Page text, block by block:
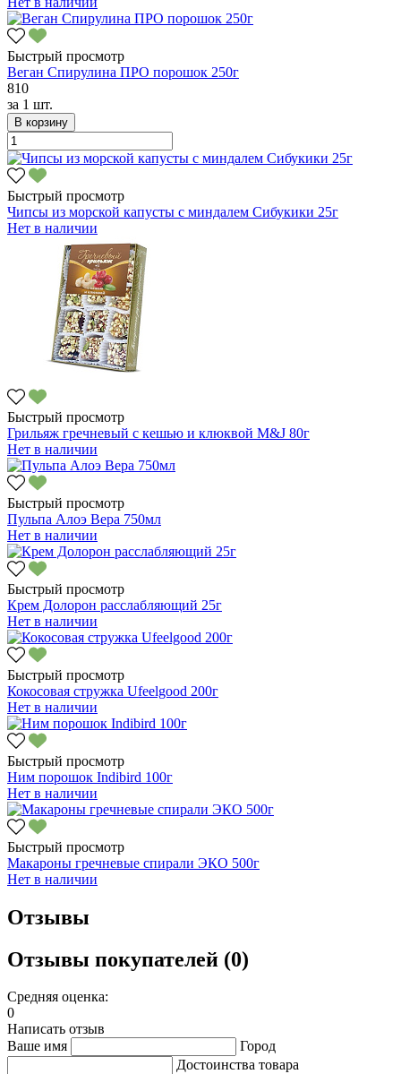
Быстрый просмотр
Веган Спирулина ПРО порошок 250г
810
за 1 шт.
В корзину
Быстрый просмотр
Чипсы из морской капусты с миндалем Сибукики 25г
Нет в наличии
Быстрый просмотр
Грильяж гречневый с кешью и клюквой M&J 80г
Нет в наличии
Быстрый просмотр
Пульпа Алоэ Вера 750мл
Нет в наличии
Быстрый просмотр
Крем Долорон расслабляющий 25г
Нет в наличии
Быстрый просмотр
Кокосовая стружка Ufeelgood 200г
Нет в наличии
Быстрый просмотр
Ним порошок Indibird 100г
Нет в наличии
Быстрый просмотр
Макароны гречневые спирали ЭКО 500г
Нет в наличии
Отзывы
Отзывы покупателей (0)
Средняя оценка:
0
Написать отзыв
Ваше имя
Город
Достоинства товара